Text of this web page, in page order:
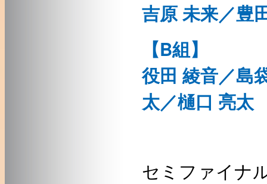
吉原 未来／豊
【B組】
役田 綾音／島
太／樋口 亮太
セミファイナ